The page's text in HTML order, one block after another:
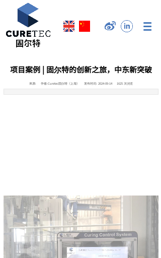
项目案例 | 固尔特的创新之旅，中东新突破
来源: 作者:Curetec固尔特（上海） 发布时间: 2024-09-14 1625 次浏览